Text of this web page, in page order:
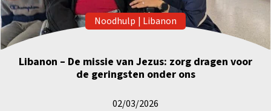
Noodhulp | Libanon
Libanon – De missie van Jezus: zorg dragen voor
de geringsten onder ons
02/03/2026